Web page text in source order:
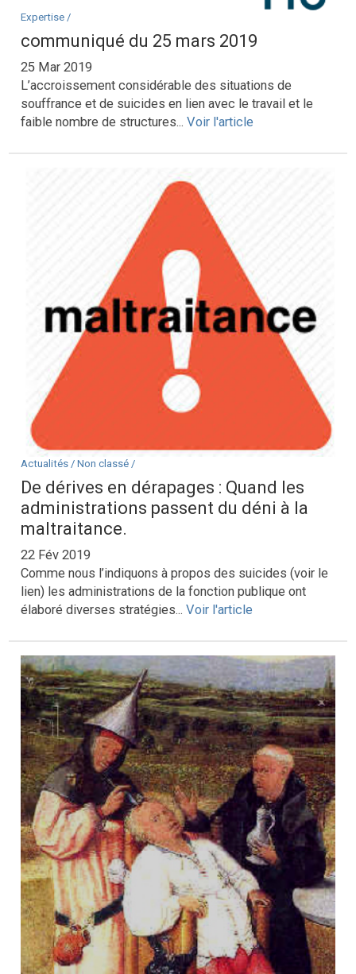
Expertise /
communiqué du 25 mars 2019
25 Mar 2019
L’accroissement considérable des situations de
souffrance et de suicides en lien avec le travail et le
faible nombre de structures...Voir l'article
Actualités /Non classé /
De dérives en dérapages : Quand les
administrations passent du déni à la
maltraitance.
22 Fév 2019
Comme nous l’indiquons à propos des suicides (voir le
lien) les administrations de la fonction publique ont
élaboré diverses stratégies...Voir l'article